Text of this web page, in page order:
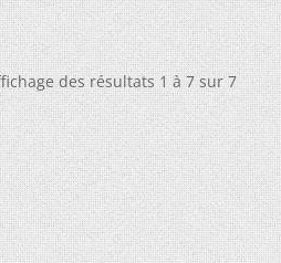
des résultats 1 à 7 sur 7